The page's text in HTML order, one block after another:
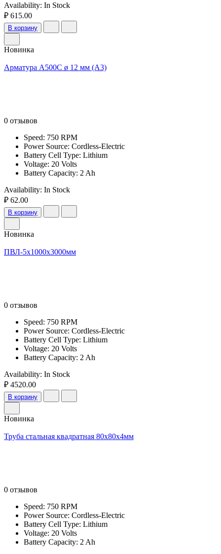
Availability: In Stock
₽ 615.00
В корзину
Новинка
Арматура А500С ø 12 мм (А3)
0 отзывов
Speed: 750 RPM
Power Source: Cordless-Electric
Battery Cell Type: Lithium
Voltage: 20 Volts
Battery Capacity: 2 Ah
Availability: In Stock
₽ 62.00
В корзину
Новинка
ПВЛ-5х1000х3000мм
0 отзывов
Speed: 750 RPM
Power Source: Cordless-Electric
Battery Cell Type: Lithium
Voltage: 20 Volts
Battery Capacity: 2 Ah
Availability: In Stock
₽ 4520.00
В корзину
Новинка
Труба стальная квадратная 80х80х4мм
0 отзывов
Speed: 750 RPM
Power Source: Cordless-Electric
Battery Cell Type: Lithium
Voltage: 20 Volts
Battery Capacity: 2 Ah